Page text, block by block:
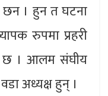
छन । हुन त घटना
रुपमा प्रहरी
छ । आलम संघीय
अध्यक्ष हुन् ।